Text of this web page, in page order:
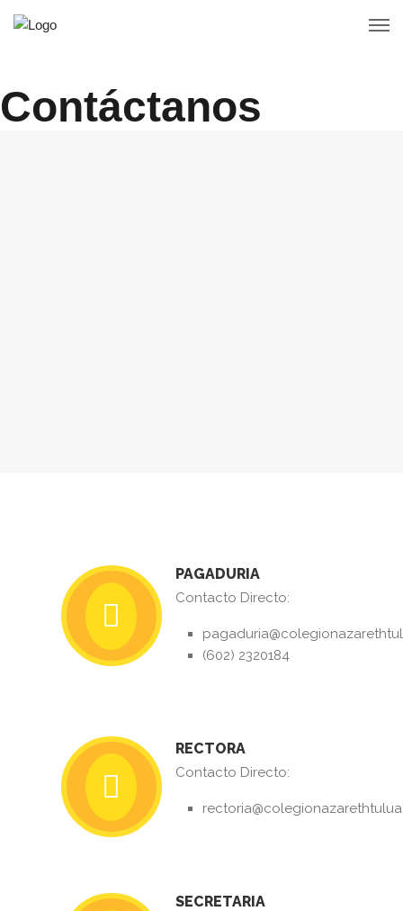
Contáctanos
PAGADURIA
Contacto Directo:
(602) 2320184
RECTORA
Contacto Directo:
SECRETARIA